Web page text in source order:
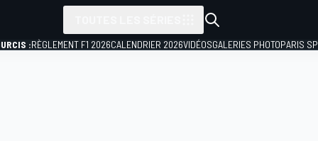
:RÈGLEMENT F1 2026CALENDRIER 2026VIDÉOSGALERIES PHOTOPARIS